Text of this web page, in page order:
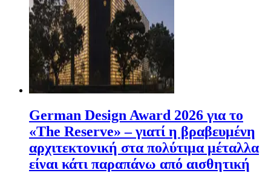
German Design Award 2026 για το
«The Reserve» – γιατί η βραβευμένη
αρχιτεκτονική στα πολύτιμα μέταλλα
είναι κάτι παραπάνω από αισθητική